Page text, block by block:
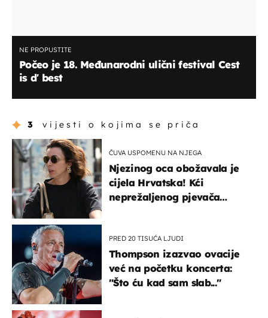
NE PROPUSTITE
Počeo je 18. Međunarodni ulični festival Cest
is d′ best
3 vijesti o kojima se priča
ČUVA USPOMENU NA NJEGA
Njezinog oca obožavala je
cijela Hrvatska! Kći
neprežaljenog pjevača
PRED 20 TISUĆA LJUDI
Thompson izazvao ovacije
već na početku koncerta:
"Što ću kad sam slab..."